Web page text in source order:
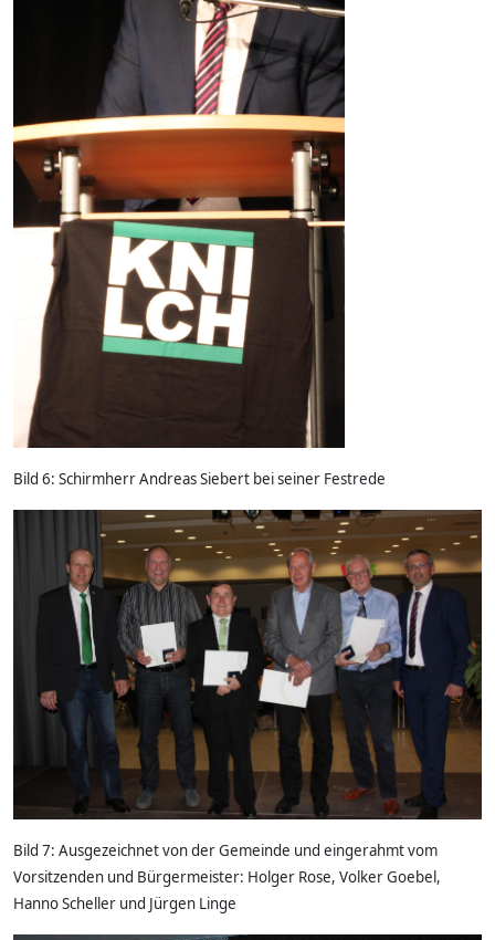
Bild 6: Schirmherr Andreas Siebert bei seiner Festrede
Bild 7: Ausgezeichnet von der Gemeinde und eingerahmt vom
Vorsitzenden und Bürgermeister: Holger Rose, Volker Goebel,
Hanno Scheller und Jürgen Linge